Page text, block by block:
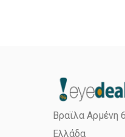
Βραϊλα Αρμένη
Ελλάδα